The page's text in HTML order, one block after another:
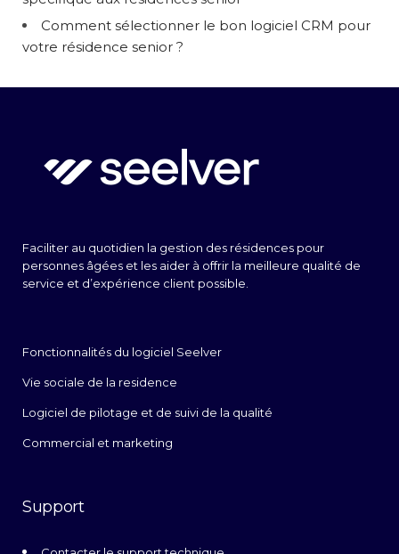
Comment sélectionner le bon logiciel CRM pour
votre résidence senior ?
Faciliter au quotidien la gestion des résidences pour
personnes âgées et les aider à offrir la meilleure qualité de
service et d’expérience client possible.
Fonctionnalités du logiciel Seelver
Vie sociale de la residence
Logiciel de pilotage et de suivi de la qualité
Commercial et marketing
Support